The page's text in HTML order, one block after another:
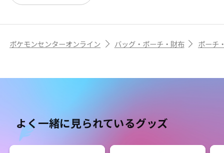
ポケモンセンターオンライン バッグ・ポーチ・財布 ポーチ
よく一緒に見られているグッズ